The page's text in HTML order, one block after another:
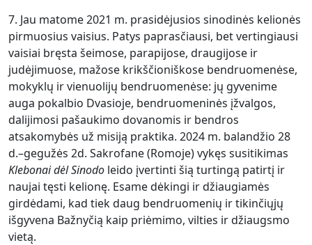
7. Jau matome 2021 m. prasidėjusios sinodinės kelionės
pirmuosius vaisius. Patys paprasčiausi, bet vertingiausi
vaisiai bręsta šeimose, parapijose, draugijose ir
judėjimuose, mažose krikščioniškose bendruomenėse,
mokyklų ir vienuolijų bendruomenėse: jų gyvenime
auga pokalbio Dvasioje, bendruomeninės įžvalgos,
dalijimosi pašaukimo dovanomis ir bendros
atsakomybės už misiją praktika. 2024 m. balandžio 28
d.–gegužės 2d. Sakrofane (Romoje) vykęs susitikimas
Klebonai dėl Sinodo leido įvertinti šią turtingą patirtį ir
naujai tęsti kelionę. Esame dėkingi ir džiaugiamės
girdėdami, kad tiek daug bendruomenių ir tikinčiųjų
išgyvena Bažnyčią kaip priėmimo, vilties ir džiaugsmo
vietą.